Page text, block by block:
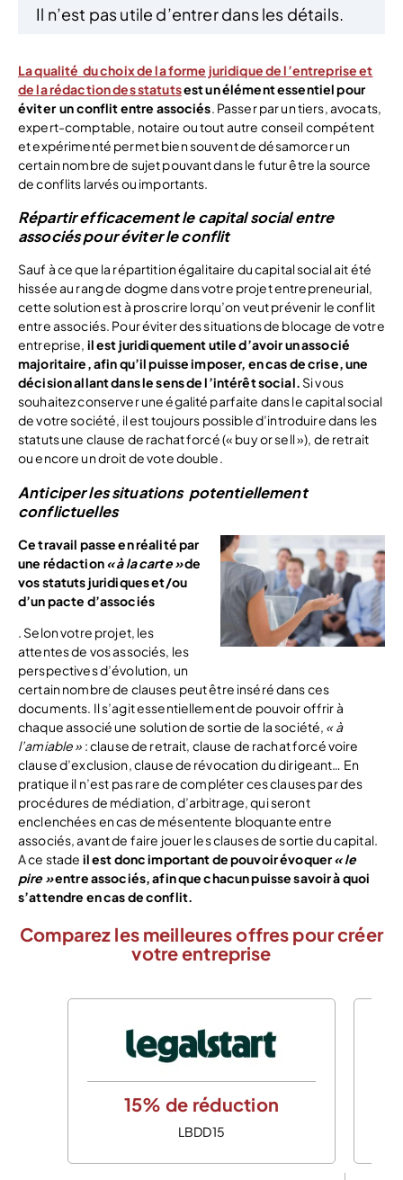
Il n’est pas utile d’entrer dans les détails.
La qualité du choix de la forme juridique de l’entreprise et
de la rédaction des statutsest un élément essentiel pour
éviter un conflit entre associés . Passer par un tiers, avocats,
expert-comptable, notaire ou tout autre conseil compétent
et expérimenté permet bien souvent de désamorcer un
certain nombre de sujet pouvant dans le futur être la source
de conflits larvés ou importants.
Répartir efficacement le capital social entre
associés pour éviter le conflit
Sauf à ce que la répartition égalitaire du capital social ait été
hissée au rang de dogme dans votre projet entrepreneurial,
cette solution est à proscrire lorqu’on veut prévenir le conflit
entre associés. Pour éviter des situations de blocage de votre
entreprise, il est juridiquement utile d’avoir un associé
majoritaire, afin qu’il puisse imposer, en cas de crise, une
décision allant dans le sens de l’intérêt social. Si vous
souhaitez conserver une égalité parfaite dans le capital social
de votre société, il est toujours possible d’introduire dans les
statuts une clause de rachat forcé (« buy or sell »), de retrait
ou encore un droit de vote double.
Anticiper les situations potentiellement
conflictuelles
Ce travail passe en réalité par
une rédaction« à la carte »de
vos statuts juridiques et/ou
d’un pacte d’associés
. Selon votre projet, les
attentes de vos associés, les
perspectives d’évolution, un
certain nombre de clauses peut être inséré dans ces
documents. Il s’agit essentiellement de pouvoir offrir à
chaque associé une solution de sortie de la société, « à
l’amiable » : clause de retrait, clause de rachat forcé voire
clause d’exclusion, clause de révocation du dirigeant… En
pratique il n’est pas rare de compléter ces clauses par des
procédures de médiation, d’arbitrage, qui seront
enclenchées en cas de mésentente bloquante entre
associés, avant de faire jouer les clauses de sortie du capital.
A ce stade il est donc important de pouvoir évoquer« le
pire »entre associés, afin que chacun puisse savoir à quoi
s’attendre en cas de conflit.
Comparez les meilleures offres pour créer
votre entreprise
15% de réduction
LBDD15